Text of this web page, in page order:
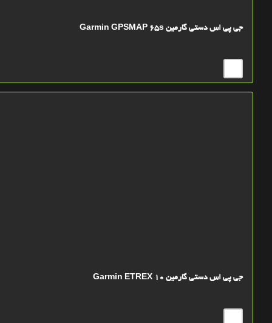
جی پی اس دستی گارمین Garmin GPSMAP 65s
جی پی اس دستی گارمین Garmin ETREX 10